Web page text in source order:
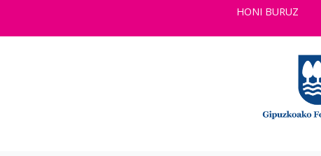
HONI BURUZ